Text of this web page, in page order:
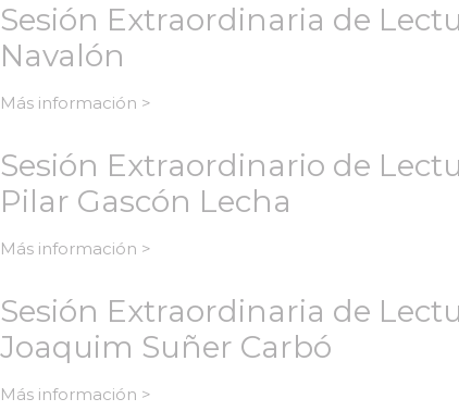
Sesión Extraordinaria de
Navalón
Más información >
Sesión Extraordinario de
Pilar Gascón Lecha
Más información >
Sesión Extraordinaria de
Joaquim Suñer Carbó
Más información >